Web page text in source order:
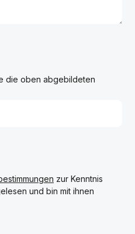
die oben abgebildeten
zur Kenntnis
und bin mit ihnen